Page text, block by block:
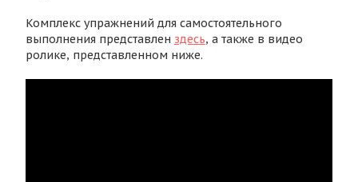
Комплекс упражнений для самостоятельного
выполнения представлен здесь, а также в видео
ролике, представленном ниже.